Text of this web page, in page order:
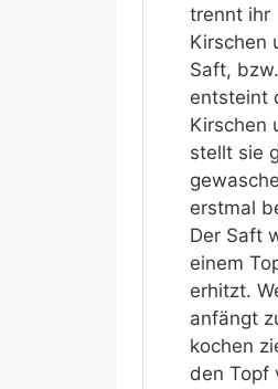
trennt ihr
Kirschen
Saft, bzw.
entsteint
Kirschen
stellt sie
erstmal
Der Saft
einem
erhitzt.
anfängt
kochen
den Topf